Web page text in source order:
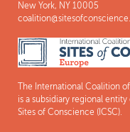
New York, NY 10005
The International Coalition
is a subsidiary regional
Sites of Conscience (ICSC).